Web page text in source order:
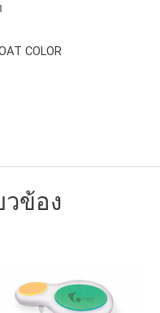
COLOR
วข้อง